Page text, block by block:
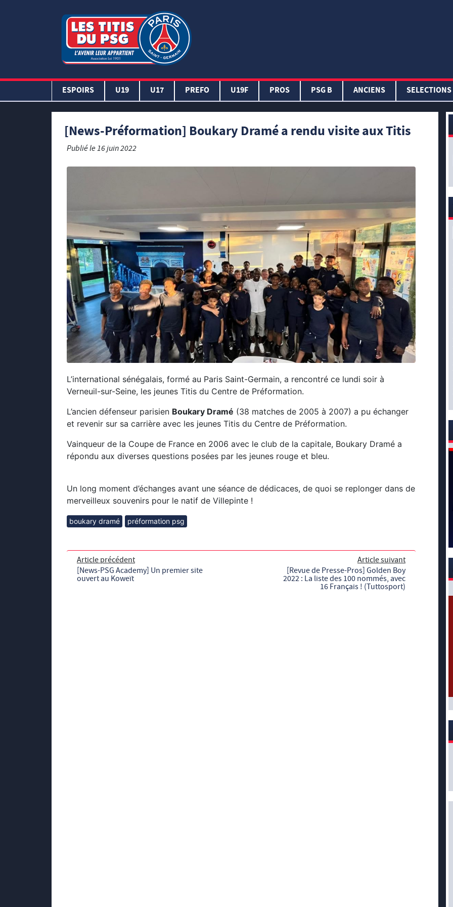
ESPOIRS U19 U17 PREFO U19F PROS PSG B ANCIENS SELECTIONS
[News-Préformation] Boukary Dramé a rendu visite aux Titis
Publié le16 juin 2022
L’international sénégalais, formé au Paris Saint-Germain, a rencontré ce lundi soir à
Verneuil-sur-Seine, les jeunes Titis du Centre de Préformation.
L’ancien défenseur parisien Boukary Dramé (38 matches de 2005 à 2007) a pu échanger
et revenir sur sa carrière avec les jeunes Titis du Centre de Préformation.
Vainqueur de la Coupe de France en 2006 avec le club de la capitale, Boukary Dramé a
répondu aux diverses questions posées par les jeunes rouge et bleu.
Un long moment d’échanges avant une séance de dédicaces, de quoi se replonger dans de
merveilleux souvenirs pour le natif de Villepinte !
boukary dramé préformation psg
Article précédent
[News-PSG Academy] Un premier site
ouvert au Koweït
Article suivant
[Revue de Presse-Pros] Golden Boy
2022 : La liste des 100 nommés, avec
16 Français ! (Tuttosport)